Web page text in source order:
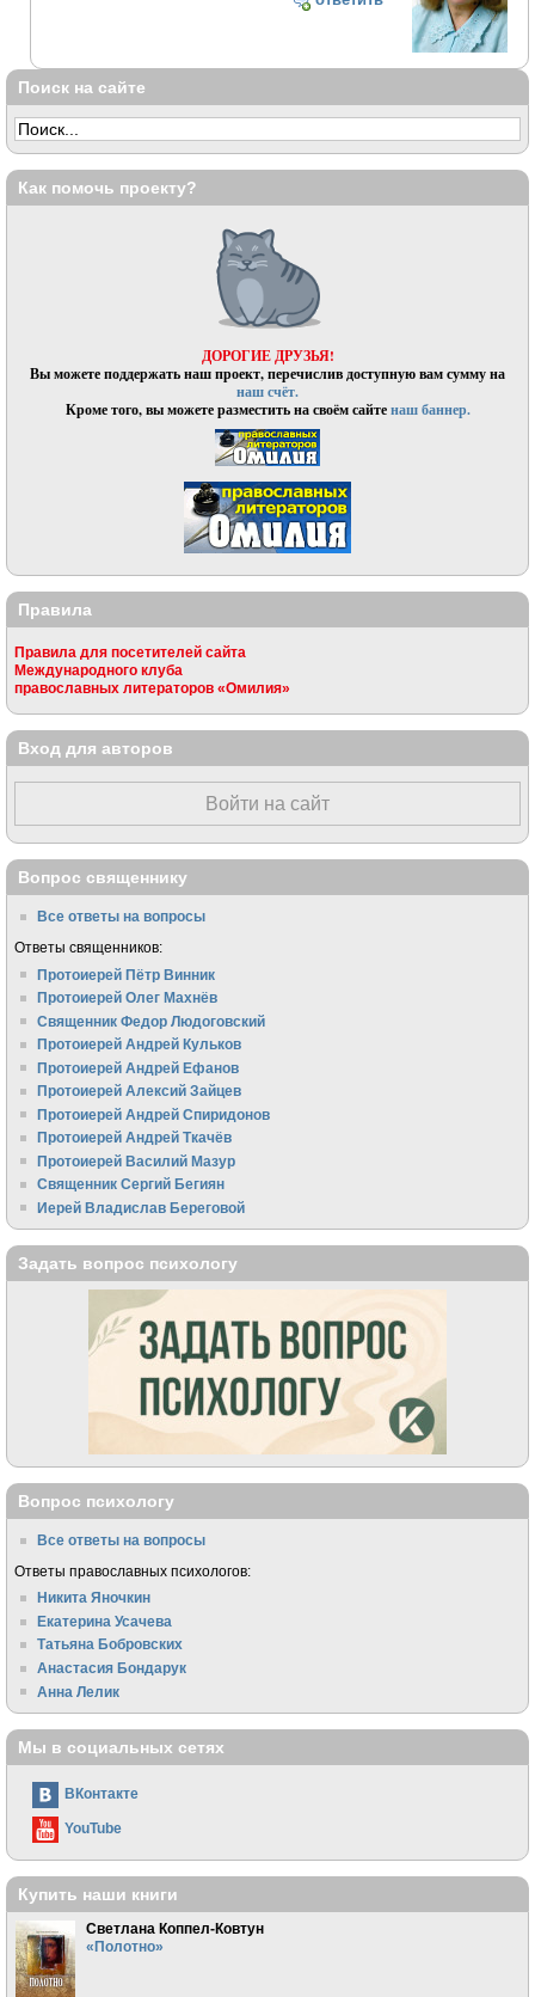
Поиск на сайте
Как помочь проекту?
ДОРОГИЕ ДРУЗЬЯ!
Вы можете поддержать наш проект, перечислив доступную вам сумму на
наш счёт.
Кроме того, вы можете разместить на своём сайтенаш баннер.
Правила
Правила для посетителей сайта
Международного клуба
православных литераторов «Омилия»
Вход для авторов
Войти на сайт
Вопрос священнику
Все ответы на вопросы
Ответы священников:
Протоиерей Пётр Винник
Протоиерей Олег Махнёв
Священник Федор Людоговский
Протоиерей Андрей Кульков
Протоиерей Андрей Ефанов
Протоиерей Алексий Зайцев
Протоиерей Андрей Спиридонов
Протоиерей Андрей Ткачёв
Протоиерей Василий Мазур
Священник Сергий Бегиян
Иерей Владислав Береговой
Задать вопрос психологу
Вопрос психологу
Все ответы на вопросы
Ответы православных психологов:
Никита Яночкин
Екатерина Усачева
Татьяна Бобровских
Анастасия Бондарук
Анна Лелик
Мы в социальных сетях
ВКонтакте
YouTube
Купить наши книги
Светлана Коппел-Ковтун
«Полотно»